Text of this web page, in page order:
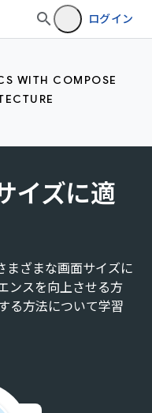
ログイン
WITH COMPOSE
イズに適
まざまな画面サイズに
ンスを向上させる方
る方法について学習